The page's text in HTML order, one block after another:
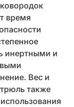
время
инертными и
Вес и
также